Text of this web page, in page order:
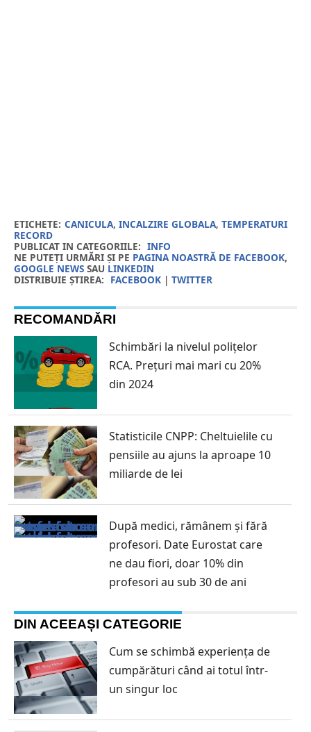
ETICHETE: CANICULA, INCALZIRE GLOBALA, TEMPERATURI
RECORD
PUBLICAT IN CATEGORIILE: INFO
NE PUTEȚI URMĂRI ȘI PE PAGINA NOASTRĂ DE FACEBOOK,
GOOGLE NEWSSAU LINKEDIN
DISTRIBUIE ȘTIREA: FACEBOOK| TWITTER
RECOMANDĂRI
Schimbări la nivelul polițelor
RCA. Prețuri mai mari cu 20%
din 2024
Statisticile CNPP: Cheltuielile cu
pensiile au ajuns la aproape 10
miliarde de lei
După medici, rămânem și fără
profesori. Date Eurostat care
ne dau fiori, doar 10% din
profesori au sub 30 de ani
DIN ACEEAȘI CATEGORIE
Cum se schimbă experiența de
cumpărături când ai totul într-
un singur loc